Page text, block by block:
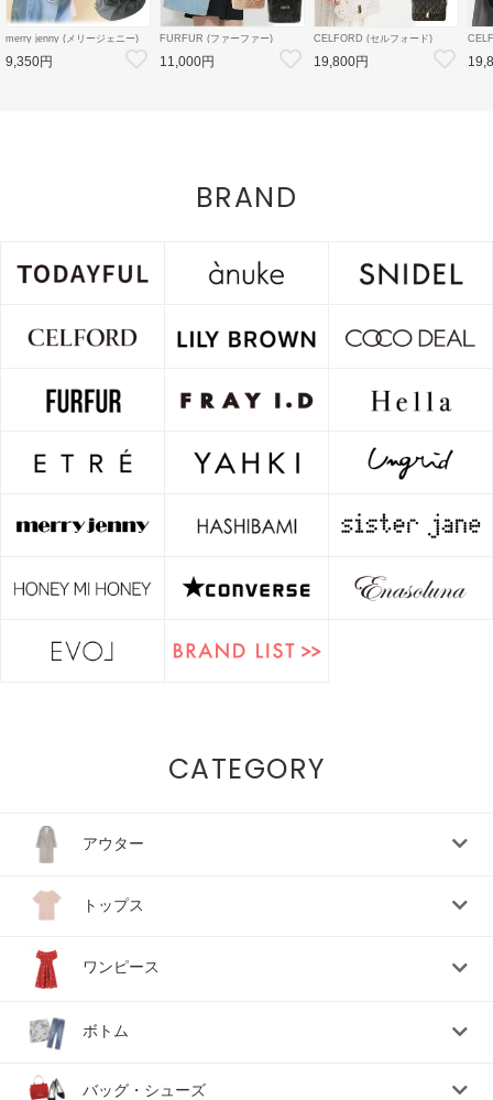
merry jenny (メリージェニー)
ribbonワンショルダーバッグ 26
春夏4【2825419005】ハンド・
ショルダーバッグ
9,350円
FURFUR (ファーファー)
エコファートートバッグ 26秋冬
予約【RWGB264506】トート
バッグ 入荷予定 : 9月下旬～
11,000円
CELFORD (セルフォード)
【リュタン】ビジュースタッズ
ミニショルダー 26秋冬予約
【CWGB264549】ハンド・シ
19,800円
ン
【
BRAND
CATEGORY
アウター
トップス
ワンピース
ボトム
バッグ・シューズ